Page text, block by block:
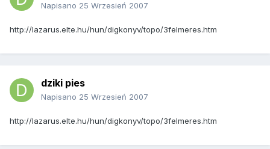
Napisano 25 Wrzesień 2007
http://lazarus.elte.hu/hun/digkonyv/topo/3felmeres.htm
dziki pies
Napisano 25 Wrzesień 2007
http://lazarus.elte.hu/hun/digkonyv/topo/3felmeres.htm